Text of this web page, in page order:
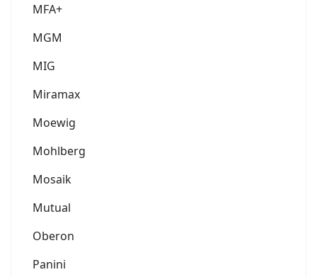
MFA+
MGM
MIG
Miramax
Moewig
Mohlberg
Mosaik
Mutual
Oberon
Panini